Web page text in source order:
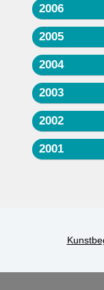
2006
2005
2004
2003
2002
2001